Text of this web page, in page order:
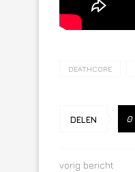
DEATHCORE
DELEN 0
vorig bericht